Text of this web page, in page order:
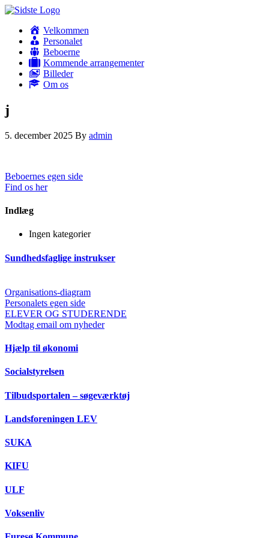
Velkommen
Personalet
Beboerne
Kommende arrangementer
Billeder
Om os
j
5. december 2025 By admin
Beboernes egen side
Find os her
Indlæg
Ingen kategorier
Sundhedsfaglige instrukser
Organisations-diagram
Personalets egen side
ELEVER OG STUDERENDE
Modtag email om nyheder
Hjælp til økonomi
Socialstyrelsen
Tilbudsportalen – søgeværktøj
Landsforeningen LEV
SUKA
KIFU
ULF
Voksenliv